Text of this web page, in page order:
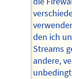
den ich
Streams
andere,